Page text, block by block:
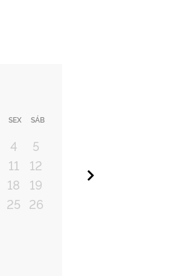
SEX SÁB
4
5
11
12
18
19
25 26